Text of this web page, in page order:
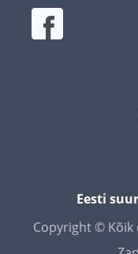
Eesti
Copyright © Kõik